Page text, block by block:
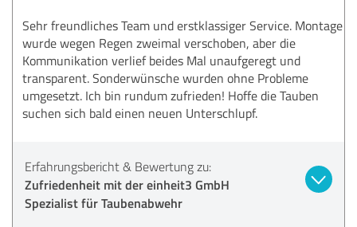
Sehr freundliches Team und erstklassiger Service. Montage
wurde wegen Regen zweimal verschoben, aber die
Kommunikation verlief beides Mal unaufgeregt und
transparent. Sonderwünsche wurden ohne Probleme
umgesetzt. Ich bin rundum zufrieden! Hoffe die Tauben
suchen sich bald einen neuen Unterschlupf.
Erfahrungsbericht & Bewertung zu:
Zufriedenheit mit der einheit3 GmbH
Spezialist für Taubenabwehr